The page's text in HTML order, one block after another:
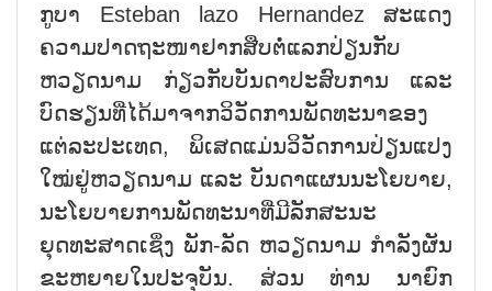
ກູບາ Esteban lazo Hernandez
ສະແດງ
ຄວາມປາດຖະໜາຢາກສືບຕໍ່ແລກປ່ຽນກັບ
ຫວຽດນາມ ກ່ຽວກັບບັນດາປະສົບການ ແລະ
ບົດຮຽນທີ່ໄດ້ມາຈາກວິວັດການພັດທະນາຂອງ
ແຕ່ລະປະເທດ, ພິເສດແມ່ນວິວັດການປ່ຽນແປງ
ໃໝ່ຢູ່ຫວຽດນາມ ແລະ ບັນດາແຜນນະໂຍບາຍ,
ນະໂຍບາຍການພັດທະນາທີ່ມີລັກສະນະ
ຍຸດທະສາດເຊິ່ງ ພັກ-ລັດ ຫວຽດນາມ ກຳລັງຜັນ
ຂະຫຍາຍໃນປະຈຸບັນ. ສ່ວນ ທ່ານ ນາຍົກ